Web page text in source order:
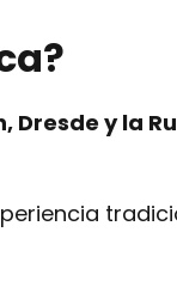
Dresde y la